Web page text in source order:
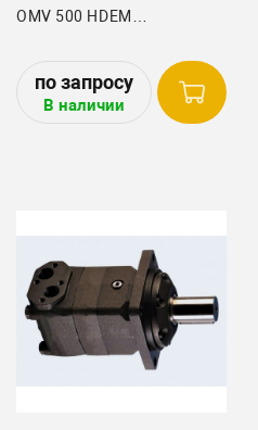
OMV 500 HDEM
свеклоуборочных
комбайнах Holmer
1063041933 / 1063041932
В наличии